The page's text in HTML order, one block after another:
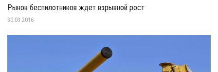
Рынок беспилотников ждет взрывной рост
30.03.2016